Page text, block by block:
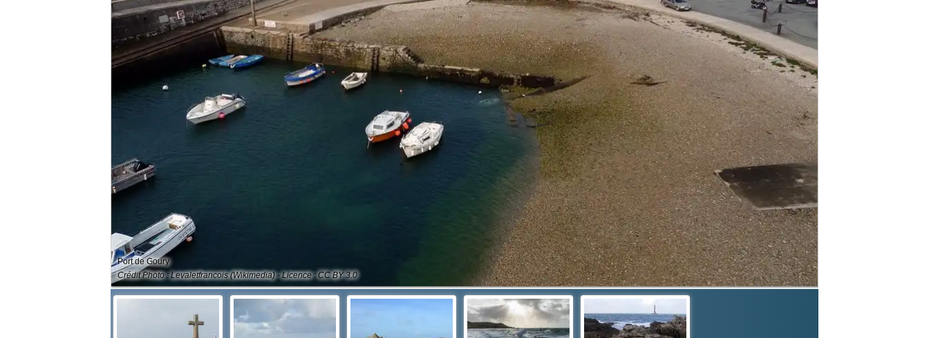
Port de Goury
Crédit Photo : Levaletfrancois (Wikimedia) - Licence : CC BY 3.0